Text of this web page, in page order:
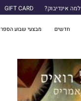
למה אינדיבוק? GIFT CARD
חדשים מבצעי שבוע הספר 2026